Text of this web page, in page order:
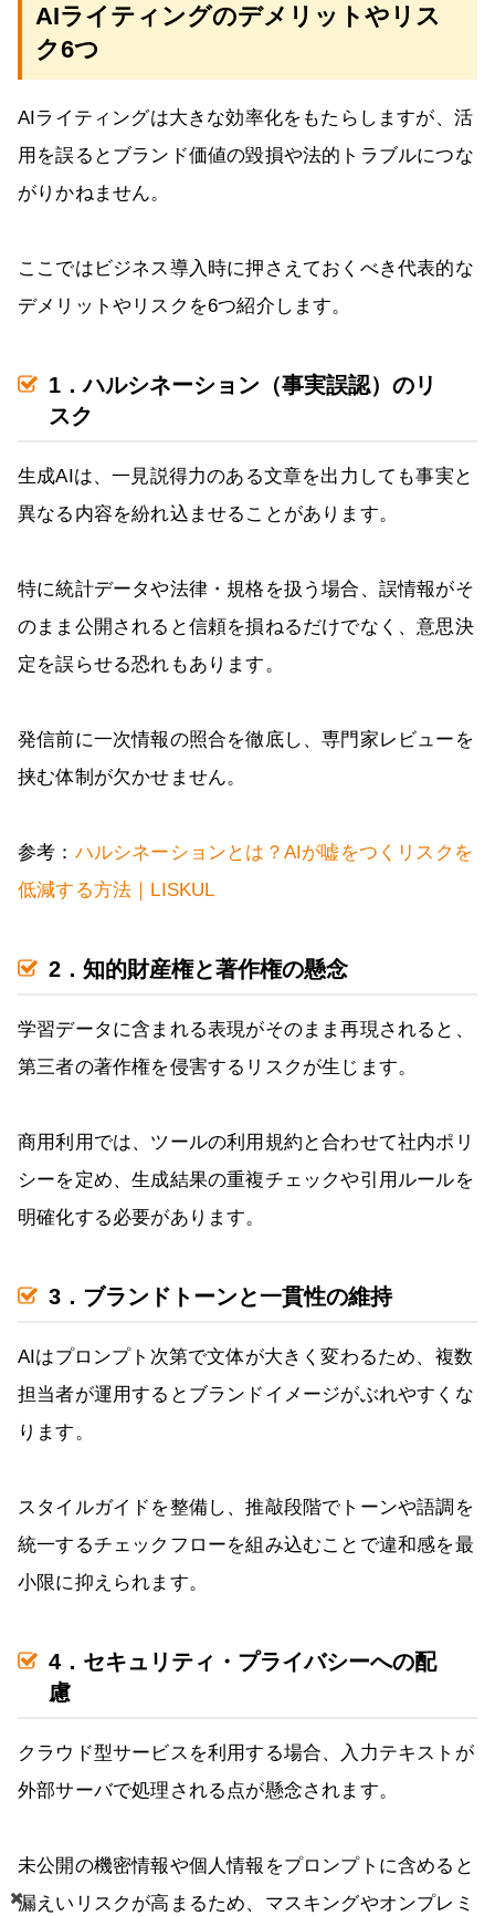
AIライティングのデメリットやリス
ク6つ
AIライティングは大きな効率化をもたらしますが、活
用を誤るとブランド価値の毀損や法的トラブルにつな
がりかねません。
ここではビジネス導入時に押さえておくべき代表的な
デメリットやリスクを6つ紹介します。
1．ハルシネーション（事実誤認）のリ
スク
生成AIは、一見説得力のある文章を出力しても事実と
異なる内容を紛れ込ませることがあります。
特に統計データや法律・規格を扱う場合、誤情報がそ
のまま公開されると信頼を損ねるだけでなく、意思決
定を誤らせる恐れもあります。
発信前に一次情報の照合を徹底し、専門家レビューを
挟む体制が欠かせません。
参考： ハルシネーションとは？AIが嘘をつくリスクを
低減する方法｜LISKUL
2．知的財産権と著作権の懸念
学習データに含まれる表現がそのまま再現されると、
第三者の著作権を侵害するリスクが生じます。
商用利用では、ツールの利用規約と合わせて社内ポリ
シーを定め、生成結果の重複チェックや引用ルールを
明確化する必要があります。
3．ブランドトーンと一貫性の維持
AIはプロンプト次第で文体が大きく変わるため、複数
担当者が運用するとブランドイメージがぶれやすくな
ります。
スタイルガイドを整備し、推敲段階でトーンや語調を
統一するチェックフローを組み込むことで違和感を最
小限に抑えられます。
4．セキュリティ・プライバシーへの配
慮
クラウド型サービスを利用する場合、入力テキストが
外部サーバで処理される点が懸念されます。
未公開の機密情報や個人情報をプロンプトに含めると
漏えいリスクが高まるため、マスキングやオンプレミ